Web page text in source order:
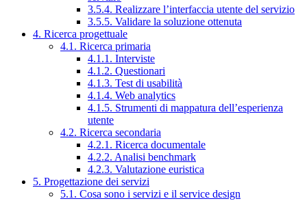
3.5.4. Realizzare l’interfaccia utente del servizio
3.5.5. Validare la soluzione ottenuta
4. Ricerca progettuale
4.1. Ricerca primaria
4.1.1. Interviste
4.1.2. Questionari
4.1.3. Test di usabilità
4.1.4. Web analytics
4.1.5. Strumenti di mappatura dell’esperienza
utente
4.2. Ricerca secondaria
4.2.1. Ricerca documentale
4.2.2. Analisi benchmark
4.2.3. Valutazione euristica
5. Progettazione dei servizi
5.1. Cosa sono i servizi e il service design